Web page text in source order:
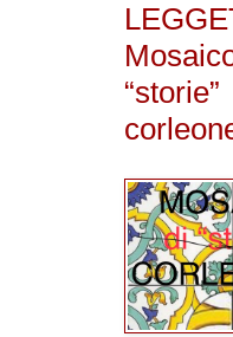
“storie”